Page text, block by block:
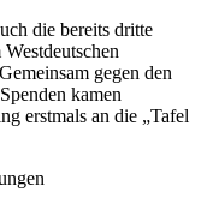
die bereits dritte
gegen den
kamen
erstmals an die „Tafel